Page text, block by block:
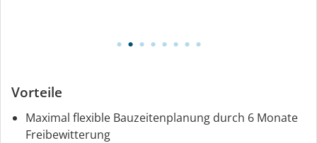
Vorteile
Maximal flexible Bauzeitenplanung durch 6 Monate
Freibewitterung